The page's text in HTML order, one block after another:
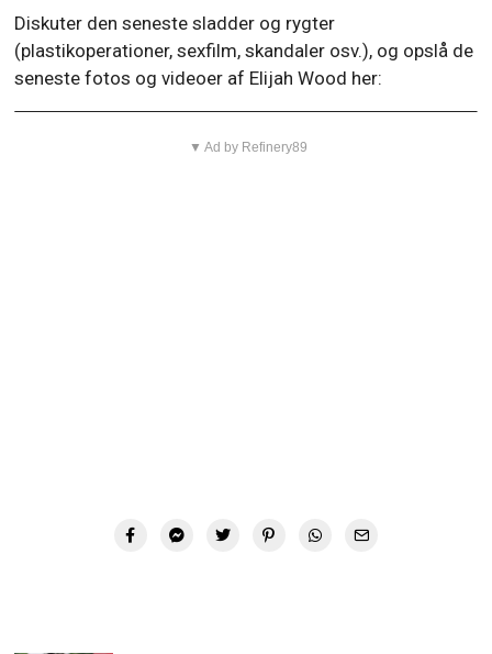
Diskuter den seneste sladder og rygter
(plastikoperationer, sexfilm, skandaler osv.), og opslå de
seneste fotos og videoer af Elijah Wood her:
▼ Ad by Refinery89